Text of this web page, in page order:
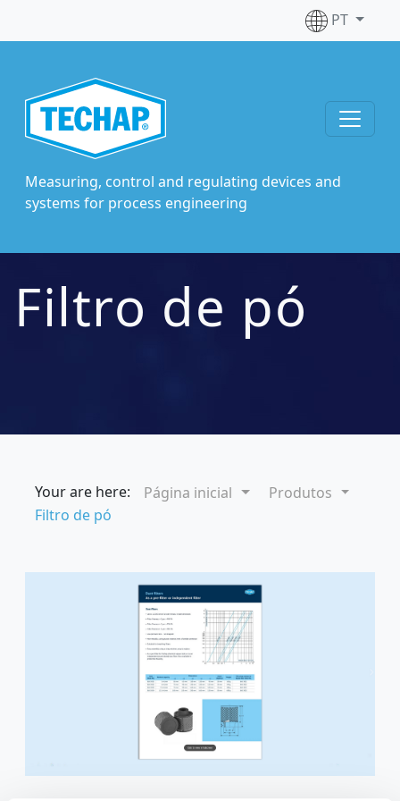
PT
Measuring, control and regulating devices and
systems for process engineering
Filtro de pó
Your are here: Página inicial
Produtos
Filtro de pó